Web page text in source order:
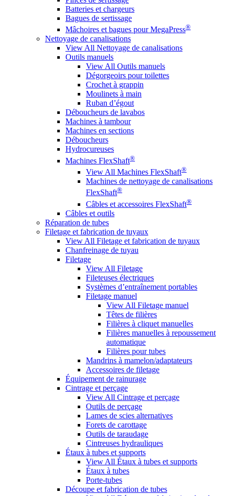
Batteries et chargeurs
Bagues de sertissage
Mâchoires et bagues pour MegaPress®
Nettoyage de canalisations
View All Nettoyage de canalisations
Outils manuels
View All Outils manuels
Dégorgeoirs pour toilettes
Crochet à grappin
Moulinets à main
Ruban d’égout
Déboucheurs de lavabos
Machines à tambour
Machines en sections
Déboucheurs
Hydrocureuses
Machines FlexShaft®
View All Machines FlexShaft®
Machines de nettoyage de canalisations
FlexShaft®
Câbles et accessoires FlexShaft®
Câbles et outils
Réparation de tubes
Filetage et fabrication de tuyaux
View All Filetage et fabrication de tuyaux
Chanfreinage de tuyau
Filetage
View All Filetage
Fileteuses électriques
Systèmes d’entraînement portables
Filetage manuel
View All Filetage manuel
Têtes de filières
Filières à cliquet manuelles
Filières manuelles à repoussement
automatique
Filières pour tubes
Mandrins à mamelon/adaptateurs
Accessoires de filetage
Équipement de rainurage
Cintrage et perçage
View All Cintrage et perçage
Outils de perçage
Lames de scies alternatives
Forets de carottage
Outils de taraudage
Cintreuses hydrauliques
Étaux à tubes et supports
View All Étaux à tubes et supports
Étaux à tubes
Porte-tubes
Découpe et fabrication de tubes